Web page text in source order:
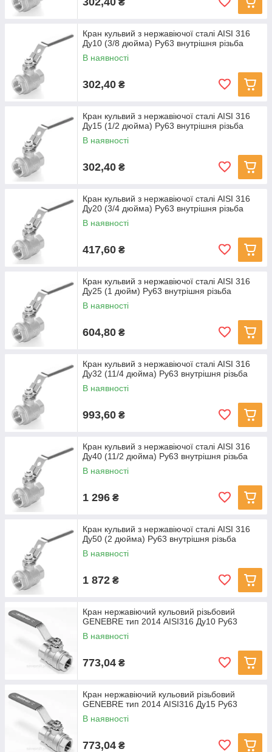
Кран кульвий з нержавіючої сталі AISI 316
Ду10 (3/8 дюйма) Ру63 внутрішня різьба
В наявності
302,40 ₴
Кран кульвий з нержавіючої сталі AISI 316
Ду15 (1/2 дюйма) Ру63 внутрішня різьба
В наявності
302,40 ₴
Кран кульвий з нержавіючої сталі AISI 316
Ду20 (3/4 дюйма) Ру63 внутрішня різьба
В наявності
417,60 ₴
Кран кульвий з нержавіючої сталі AISI 316
Ду25 (1 дюйм) Ру63 внутрішня різьба
В наявності
604,80 ₴
Кран кульвий з нержавіючої сталі AISI 316
Ду32 (11/4 дюйма) Ру63 внутрішня різьба
В наявності
993,60 ₴
Кран кульвий з нержавіючої сталі AISI 316
Ду40 (11/2 дюйма) Ру63 внутрішня різьба
В наявності
1 296 ₴
Кран кульвий з нержавіючої сталі AISI 316
Ду50 (2 дюйма) Ру63 внутрішня різьба
В наявності
1 872 ₴
Кран нержавіючий кульовий різьбовий
GENEBRE тип 2014 AISI316 Ду10 Ру63
В наявності
773,04 ₴
Кран нержавіючий кульовий різьбовий
GENEBRE тип 2014 AISI316 Ду15 Ру63
В наявності
773,04 ₴